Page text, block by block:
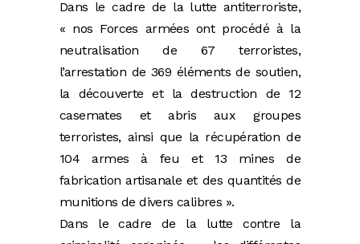
Dans le cadre de la lutte antiterroriste,
« nos Forces armées ont procédé à la
neutralisation de 67 terroristes,
l’arrestation de 369 éléments de soutien,
la découverte et la destruction de 12
casemates et abris aux groupes
terroristes, ainsi que la récupération de
104 armes à feu et 13 mines de
fabrication artisanale et des quantités de
munitions de divers calibres ».
Dans le cadre de la lutte contre la